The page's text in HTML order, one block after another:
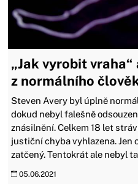
„Jak vyrobit
z normálního
Steven Avery byl úplně
dokud nebyl falešně
znásilnění. Celkem 18 let
justiční chyba vyhlazena. Jen
zatčený. Tentokrát ale nebyl
05.06.2021